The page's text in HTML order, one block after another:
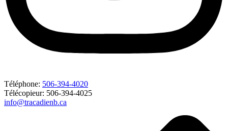
Téléphone: 506-394-4020
Télécopieur: 506-394-4025
info@tracadienb.ca